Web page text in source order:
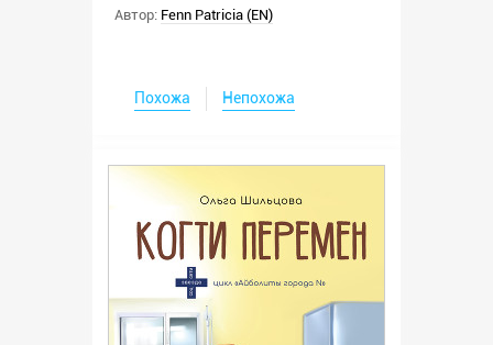
Автор: Fenn Patricia (EN)
Похожа Непохожа